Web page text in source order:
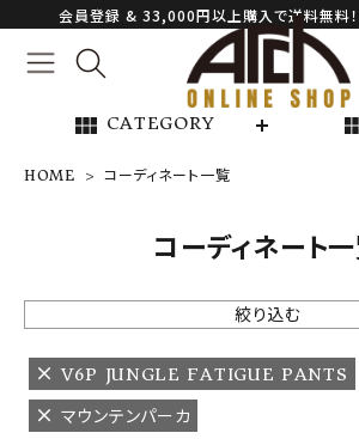
会員登録 & 33,000円以上購入で送料無料！
view_module CATEGORY
NEW ARRIVAL
ARCH EXCLUSIVE
BRAND
CATEGORY
HOME コーディネート一覧
コーディネート
絞り込む
V6P JUNGLE FATIGUE PANTS
マウンテンパーカ